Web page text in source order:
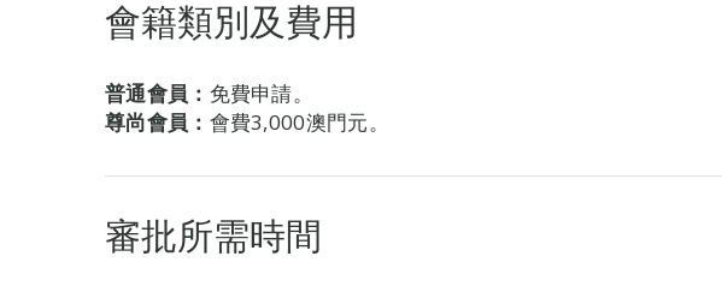
會籍類別及費用
普通會員： 免費申請。
尊尚會員： 會費3,000澳門元。
審批所需時間